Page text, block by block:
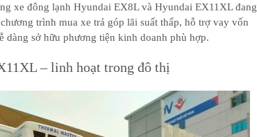
xe đông lạnh Hyundai EX8L và Hyundai EX11XL đang
trình mua xe trả góp lãi suất thấp, hỗ trợ vay vốn
dàng sở hữu phương tiện kinh doanh phù hợp.
– linh hoạt trong đô thị